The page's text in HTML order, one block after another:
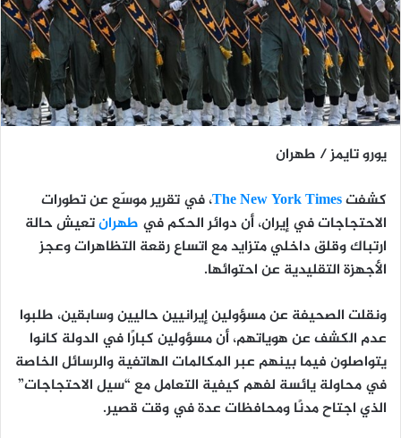
يورو تايمز / طهران
كشفتThe New York Times، في تقرير موسّع عن تطورات
الاحتجاجات في إيران، أن دوائر الحكم في طهرانتعيش حالة
ارتباك وقلق داخلي متزايدمع اتساع رقعة التظاهرات وعجز
الأجهزة التقليدية عن احتوائها.
ونقلت الصحيفة عنمسؤولين إيرانيين حاليين وسابقين، طلبوا
عدم الكشف عن هوياتهم، أنمسؤولين كبارًا في الدولة كانوا
يتواصلون فيما بينهم عبر المكالمات الهاتفية والرسائل الخاصة
في محاولة يائسة لفهم كيفية التعامل مع “سيل الاحتجاجات”
الذي اجتاح مدنًا ومحافظات عدة في وقت قصير.